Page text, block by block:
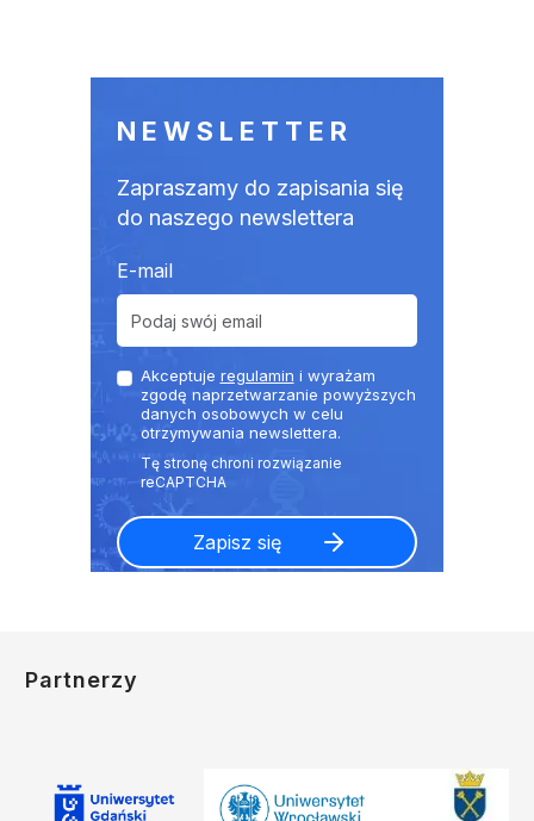
NEWSLETTER
Zapraszamy do zapisania się
do naszego newslettera
E-mail
Akceptuje regulamin i wyrażam
zgodę naprzetwarzanie powyższych
danych osobowych w celu
otrzymywania newslettera.
Partnerzy